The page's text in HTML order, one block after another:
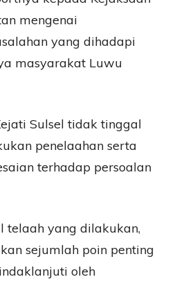
mengenai
yang dihadapi
masyarakat Luwu
Sulsel tidak tinggal
penelaahan serta
terhadap persoalan
telaah yang dilakukan,
sejumlah poin penting
oleh